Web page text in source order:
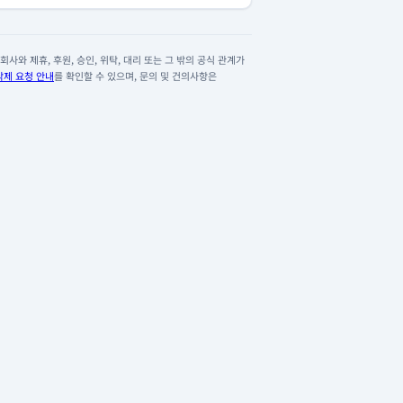
사와 제휴, 후원, 승인, 위탁, 대리 또는 그 밖의 공식 관계가
제 요청 안내를 확인할 수 있으며, 문의 및 건의사항은